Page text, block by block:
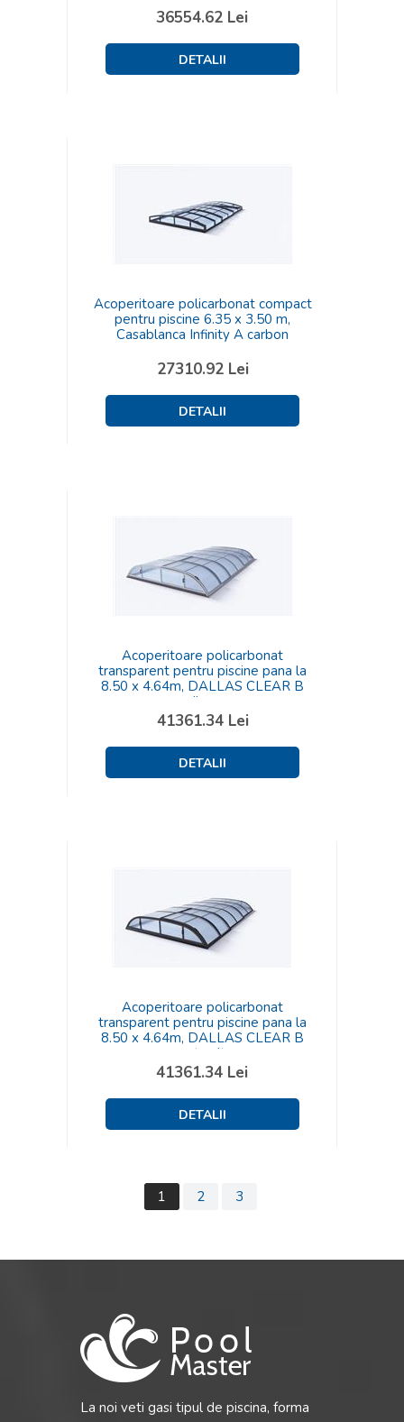
36554.62 Lei
Acoperitoare policarbonat compact
pentru piscine 6.35 x 3.50 m,
Casablanca Infinity A carbon
27310.92Lei
Acoperitoare policarbonat
transparent pentru piscine pana la
8.50 x 4.64m, DALLAS CLEAR B
silver
41361.34Lei
Acoperitoare policarbonat
transparent pentru piscine pana la
8.50 x 4.64m, DALLAS CLEAR B
antracit
41361.34 Lei
1 2 3
La noi veti gasi tipul de piscina, forma